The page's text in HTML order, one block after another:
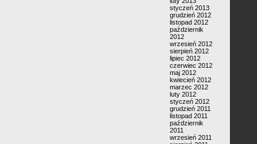
styczeń 2013
grudzień 2012
listopad 2012
październik
2012
wrzesień 2012
sierpień 2012
lipiec 2012
czerwiec 2012
maj 2012
kwiecień 2012
marzec 2012
luty 2012
styczeń 2012
grudzień 2011
listopad 2011
październik
2011
wrzesień 2011